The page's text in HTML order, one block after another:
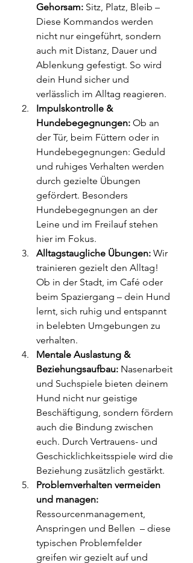
Gehorsam: Sitz, Platz, Bleib –
Diese Kommandos werden
nicht nur eingeführt, sondern
auch mit Distanz, Dauer und
Ablenkung gefestigt. So wird
dein Hund sicher und
verlässlich im Alltag reagieren.
Impulskontrolle &
Hundebegegnungen: Ob an
der Tür, beim Füttern oder in
Hundebegegnungen: Geduld
und ruhiges Verhalten werden
durch gezielte Übungen
gefördert. Besonders
Hundebegegnungen an der
Leine und im Freilauf stehen
hier im Fokus.
Alltagstaugliche Übungen: Wir
trainieren gezielt den Alltag!
Ob in der Stadt, im Café oder
beim Spaziergang – dein Hund
lernt, sich ruhig und entspannt
in belebten Umgebungen zu
verhalten.
Mentale Auslastung &
Beziehungsaufbau: Nasenarbeit
und Suchspiele bieten deinem
Hund nicht nur geistige
Beschäftigung, sondern fördern
auch die Bindung zwischen
euch. Durch Vertrauens- und
Geschicklichkeitsspiele wird die
Beziehung zusätzlich gestärkt.
Problemverhalten vermeiden
und managen:
Ressourcenmanagement,
Anspringen und Bellen  – diese
typischen Problemfelder
greifen wir gezielt auf und